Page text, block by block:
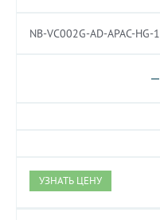
NB-VC002G-AD-APAC-HG-
УЗНАТЬ ЦЕНУ